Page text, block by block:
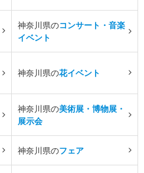
神奈川県のコンサート・音楽
イベント
神奈川県の花イベント
神奈川県の美術展・博物展・
展示会
神奈川県のフェア